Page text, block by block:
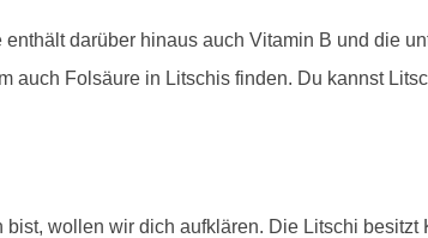
darüber hinaus auch Vitamin B und die
auch Folsäure in Litschis finden. Du kannst
wollen wir dich aufklären. Die Litschi